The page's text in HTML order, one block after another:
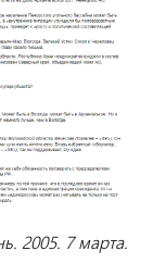
2005. 7 марта.